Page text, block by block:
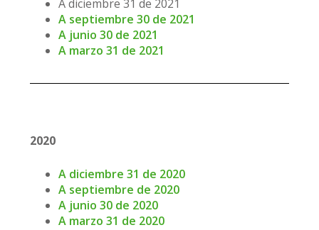
A diciembre 31 de 2021
A septiembre 30 de 2021
A junio 30 de 2021
A marzo 31 de 2021
2020
A diciembre 31 de 2020
A septiembre de 2020
A junio 30 de 2020
A marzo 31 de 2020